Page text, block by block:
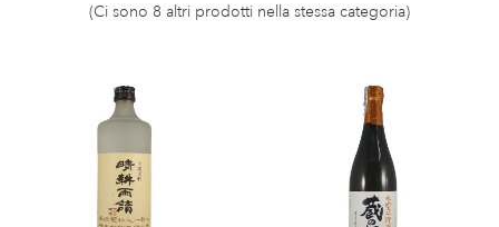
(Ci sono 8 altri prodotti nella stessa categoria)